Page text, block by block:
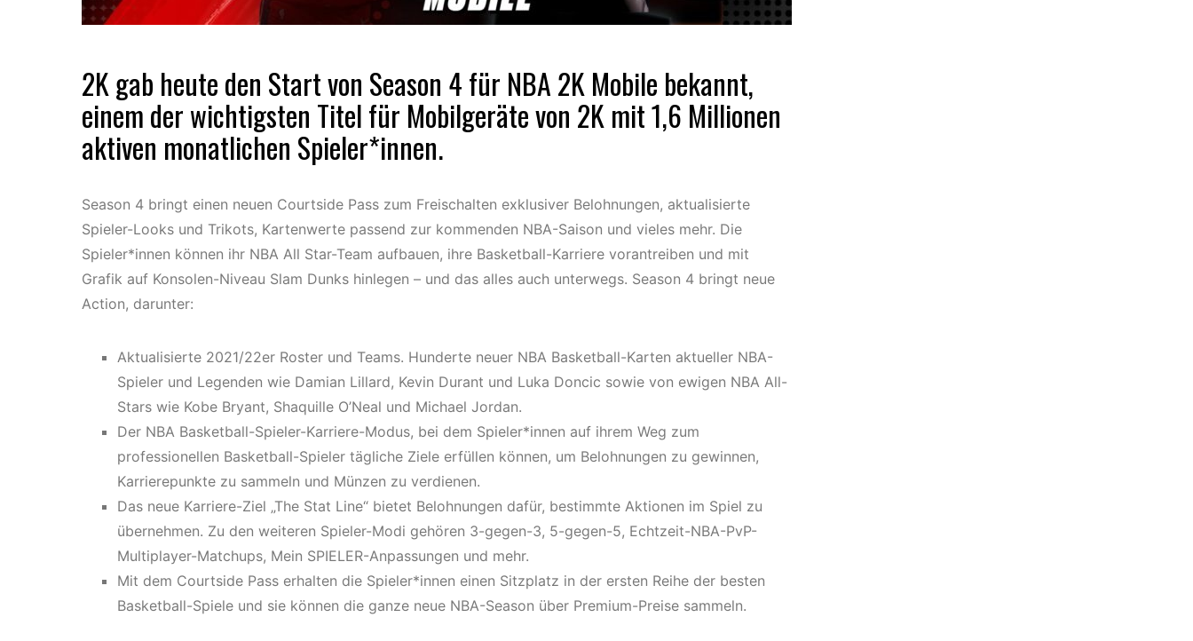
2K gab heute den Start von Season 4 für NBA 2K Mobile bekannt,
einem der wichtigsten Titel für Mobilgeräte von 2K mit 1,6 Millionen
aktiven monatlichen Spieler*innen.
Season 4 bringt einen neuen Courtside Pass zum Freischalten exklusiver Belohnungen, aktualisierte
Spieler-Looks und Trikots, Kartenwerte passend zur kommenden NBA-Saison und vieles mehr. Die
Spieler*innen können ihr NBA All Star-Team aufbauen, ihre Basketball-Karriere vorantreiben und mit
Grafik auf Konsolen-Niveau Slam Dunks hinlegen – und das alles auch unterwegs. Season 4 bringt neue
Action, darunter:
Aktualisierte 2021/22er Roster und Teams. Hunderte neuer NBA Basketball-Karten aktueller NBA-
Spieler und Legenden wie Damian Lillard, Kevin Durant und Luka Doncic sowie von ewigen NBA All-
Stars wie Kobe Bryant, Shaquille O’Neal und Michael Jordan.
Der NBA Basketball-Spieler-Karriere-Modus, bei dem Spieler*innen auf ihrem Weg zum
professionellen Basketball-Spieler tägliche Ziele erfüllen können, um Belohnungen zu gewinnen,
Karrierepunkte zu sammeln und Münzen zu verdienen.
Das neue Karriere-Ziel „The Stat Line“ bietet Belohnungen dafür, bestimmte Aktionen im Spiel zu
übernehmen. Zu den weiteren Spieler-Modi gehören 3-gegen-3, 5-gegen-5, Echtzeit-NBA-PvP-
Multiplayer-Matchups, Mein SPIELER-Anpassungen und mehr.
Mit dem Courtside Pass erhalten die Spieler*innen einen Sitzplatz in der ersten Reihe der besten
Basketball-Spiele und sie können die ganze neue NBA-Season über Premium-Preise sammeln.